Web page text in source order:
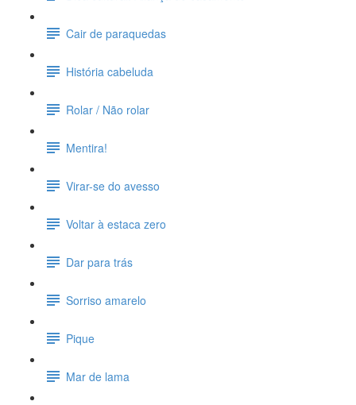
Cair de paraquedas
História cabeluda
Rolar / Não rolar
Mentira!
Virar-se do avesso
Voltar à estaca zero
Dar para trás
Sorriso amarelo
Pique
Mar de lama